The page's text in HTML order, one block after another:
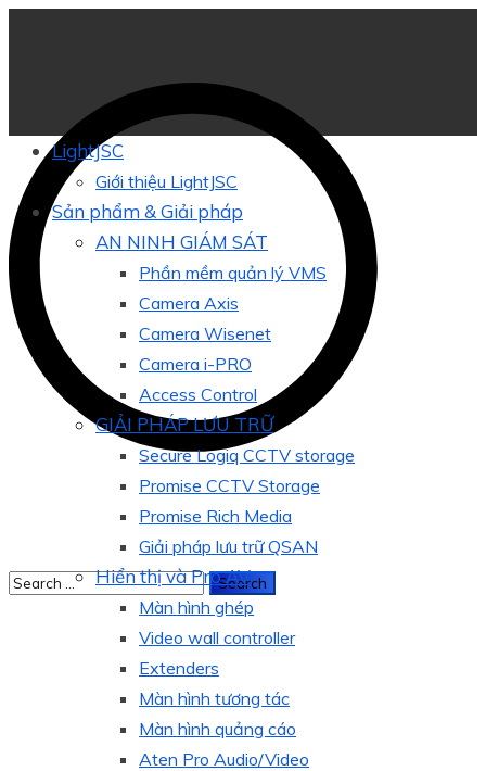
LightJSC
Giới thiệu LightJSC
Sản phẩm & Giải pháp
AN NINH GIÁM SÁT
Phần mềm quản lý VMS
Camera Axis
Camera Wisenet
Camera i-PRO
Access Control
GIẢI PHÁP LƯU TRỮ
Secure Logiq CCTV storage
Promise CCTV Storage
Promise Rich Media
Giải pháp lưu trữ QSAN
Hiển thị và Pro AV
Màn hình ghép
Video wall controller
Extenders
Màn hình tương tác
Màn hình quảng cáo
Aten Pro Audio/Video